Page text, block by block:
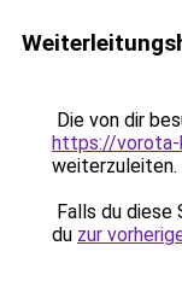
Die von dir
https://vorota-
weiterzuleiten.
Falls du
du zur